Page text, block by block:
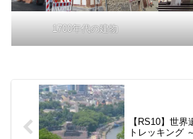
1700年代の建物
【RS10】世
トレッキング